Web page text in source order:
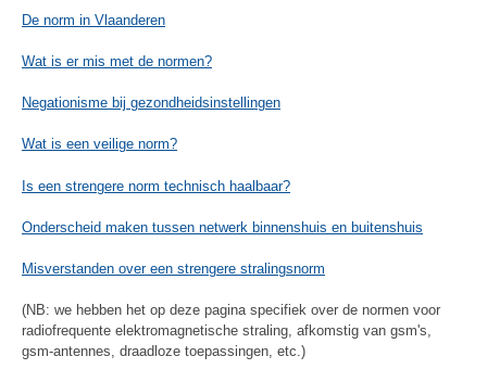
De norm in Vlaanderen
Wat is er mis met de normen?
Negationisme bij gezondheidsinstellingen
Wat is een veilige norm?
Is een strengere norm technisch haalbaar?
Onderscheid maken tussen netwerk binnenshuis en buitenshuis
Misverstanden over een strengere stralingsnorm
(NB: we hebben het op deze pagina specifiek over de normen voor
radiofrequente elektromagnetische straling, afkomstig van gsm's,
gsm-antennes, draadloze toepassingen, etc.)